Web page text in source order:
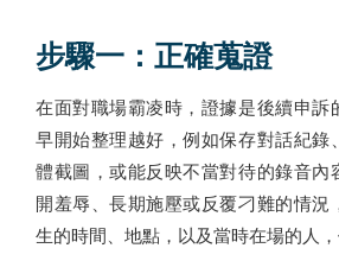
步驟一：正確蒐證
在面對職場霸凌時，證據是後續申訴
早開始整理越好，例如保存對話紀錄
體截圖，或能反映不當對待的錄音內
開羞辱、長期施壓或反覆刁難的情況
生的時間、地點，以及當時在場的人，